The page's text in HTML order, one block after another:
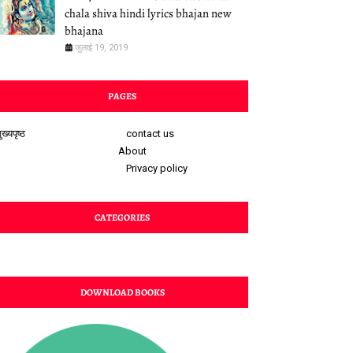
chala shiva hindi lyrics bhajan new
bhajana
जुलाई 19, 2019
PAGES
contact us
About
Privacy policy
CATEGORIES
DOWNLOAD BOOKS